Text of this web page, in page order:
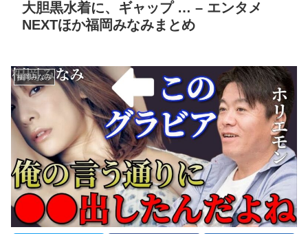
大胆黒水着に、ギャップ … – エンタメ
NEXTほか福岡みなみまとめ
福岡みなみ